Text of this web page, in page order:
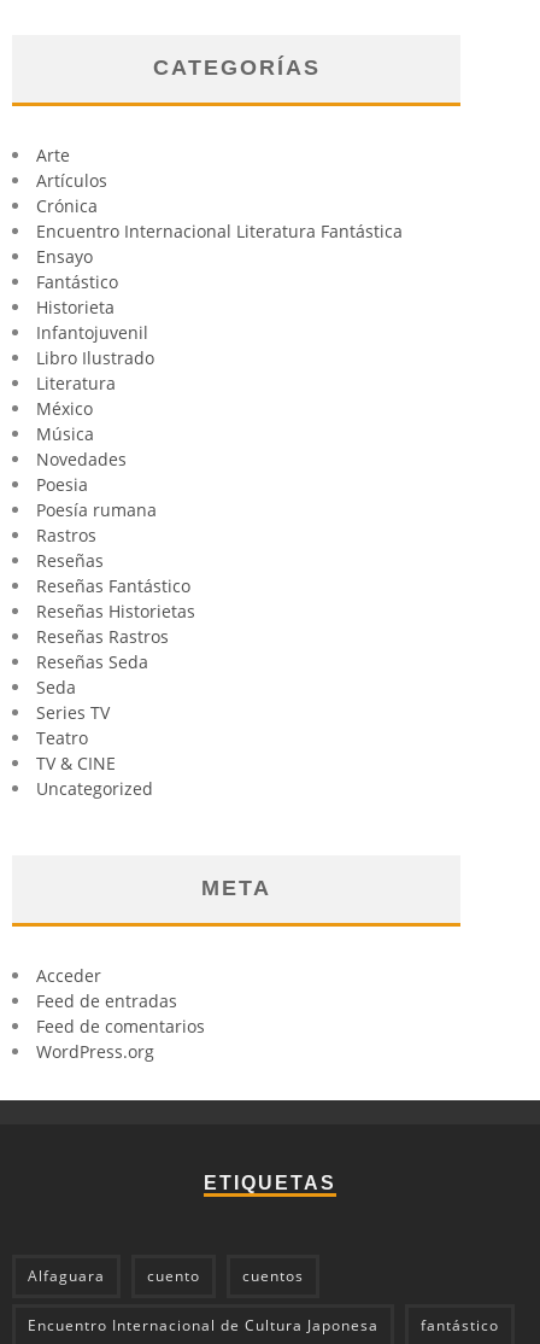
CATEGORÍAS
Arte
Artículos
Crónica
Encuentro Internacional Literatura Fantástica
Ensayo
Fantástico
Historieta
Infantojuvenil
Libro Ilustrado
Literatura
México
Música
Novedades
Poesia
Poesía rumana
Rastros
Reseñas
Reseñas Fantástico
Reseñas Historietas
Reseñas Rastros
Reseñas Seda
Seda
Series TV
Teatro
TV & CINE
Uncategorized
META
Acceder
Feed de entradas
Feed de comentarios
WordPress.org
ETIQUETAS
Alfaguara cuento cuentos
Encuentro Internacional de Cultura Japonesa fantástico